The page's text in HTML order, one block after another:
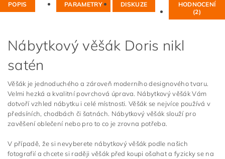
POPIS PARAMETRY DISKUZE
HODNOCENÍ
(2)
Nábytkový věšák Doris nikl
satén
Věšák je jednoduchého a zároveň moderního designového tvaru.
Velmi hezká a kvalitní povrchová úprava. Nábytkový věšák Vám
dotvoří vzhled nábytku i celé místnosti. Věšák se nejvíce používá v
předsíních, chodbách či šatnách. Nábytkový věšák slouží pro
zavěšení oblečení nebo pro to co je zrovna potřeba.
V případě, že si nevyberete nábytkový věšák podle našich
fotografií a chcete si raději věšák před koupi ošahat a fyzicky se na